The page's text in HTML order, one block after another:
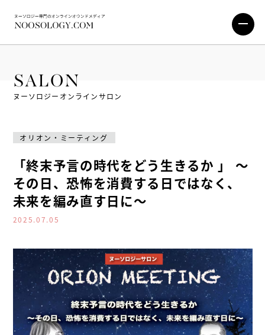
SALON
ヌーソロジーオンラインサロン
オリオン・ミーティング
「終末予言の時代をどう生きるか 」 ～
その日、恐怖を消費する日ではなく、
未来を編み直す日に～
2025.07.05